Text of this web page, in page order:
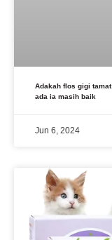
Adakah flos gigi
ada ia masih baik
Jun 6, 2024